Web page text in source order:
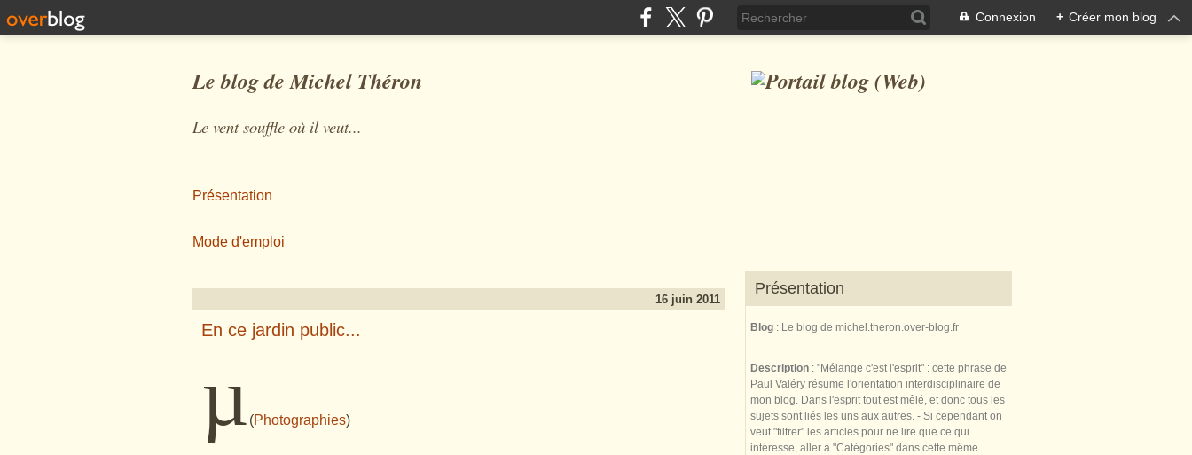
Connexion + Créer mon blog
Le blog de Michel Théron
Le vent souffle où il veut...
Présentation
Mode d'emploi
16 juin 2011
En ce jardin public...
µ (Photographies)
Présentation
Blog : Le blog de michel.theron.over-blog.fr
Description : "Mélange c'est l'esprit" : cette phrase de
Paul Valéry résume l'orientation interdisciplinaire de
mon blog. Dans l'esprit tout est mêlé, et donc tous les
sujets sont liés les uns aux autres. - Si cependant on
veut "filtrer" les articles pour ne lire que ce qui
intéresse, aller à "Catégories" dans cette même